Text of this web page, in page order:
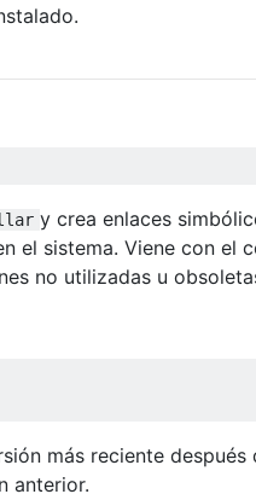
y crea enlaces
el sistema. Viene con el
no utilizadas u
más reciente
anterior.